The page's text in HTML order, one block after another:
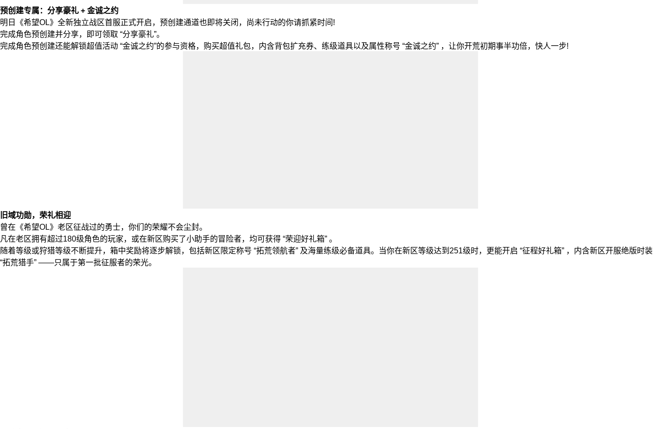
预创建专属：分享豪礼 + 金诚之约
明日《希望OL》全新独立战区首服正式开启，预创建通道也即将关闭，尚未行动的你请抓紧时间!
完成角色预创建并分享，即可领取 “分享豪礼”。
完成角色预创建还能解锁超值活动 “金诚之约”的参与资格，购买超值礼包，内含背包扩充券、练级道具以及属性称号 “金诚之约” ，让你开荒初期事半功倍，快人一步!
旧域功勋，荣礼相迎
曾在《希望OL》老区征战过的勇士，你们的荣耀不会尘封。
凡在老区拥有超过180级角色的玩家，或在新区购买了小助手的冒险者，均可获得 “荣迎好礼箱” 。
随着等级或狩猎等级不断提升，箱中奖励将逐步解锁，包括新区限定称号 “拓荒领航者” 及海量练级必备道具。当你在新区等级达到251级时，更能开启 “征程好礼箱” ，内含新区开服绝版时装
“拓荒猎手” ——只属于第一批征服者的荣光。